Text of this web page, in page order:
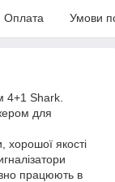
Оплата Умови
4+1 Shark.
для
хорошої якості
працюють в